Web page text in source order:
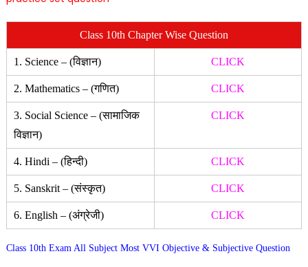
Class 10th Chapter Wise Question
1. Science – (विज्ञान) CLICK
2. Mathematics – (गणित) CLICK
3. Social Science – (सामाजिक
विज्ञान)
CLICK
4. Hindi – (हिन्दी) CLICK
5. Sanskrit – (संस्कृत) CLICK
6. English – (अंग्रेजी) CLICK
Class 10th Exam All Subject Most VVI Objective & Subjective Question